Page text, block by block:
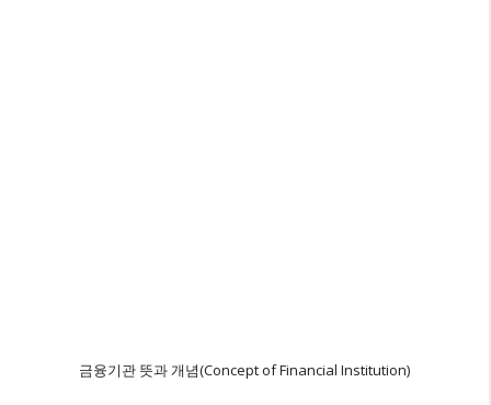
금융기관 뜻과 개념(Concept of Financial Institution)